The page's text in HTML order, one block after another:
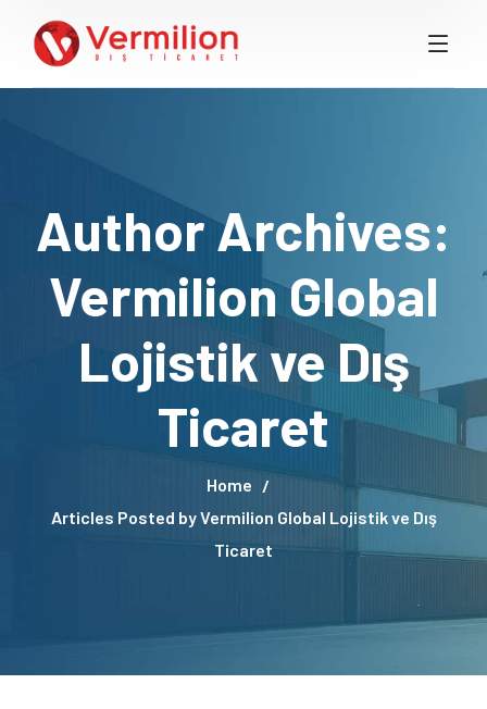
Home
Articles Posted by Vermilion Global Lojistik ve Dış
Ticaret
Author Archives:
Vermilion Global
Lojistik ve Dış
Ticaret